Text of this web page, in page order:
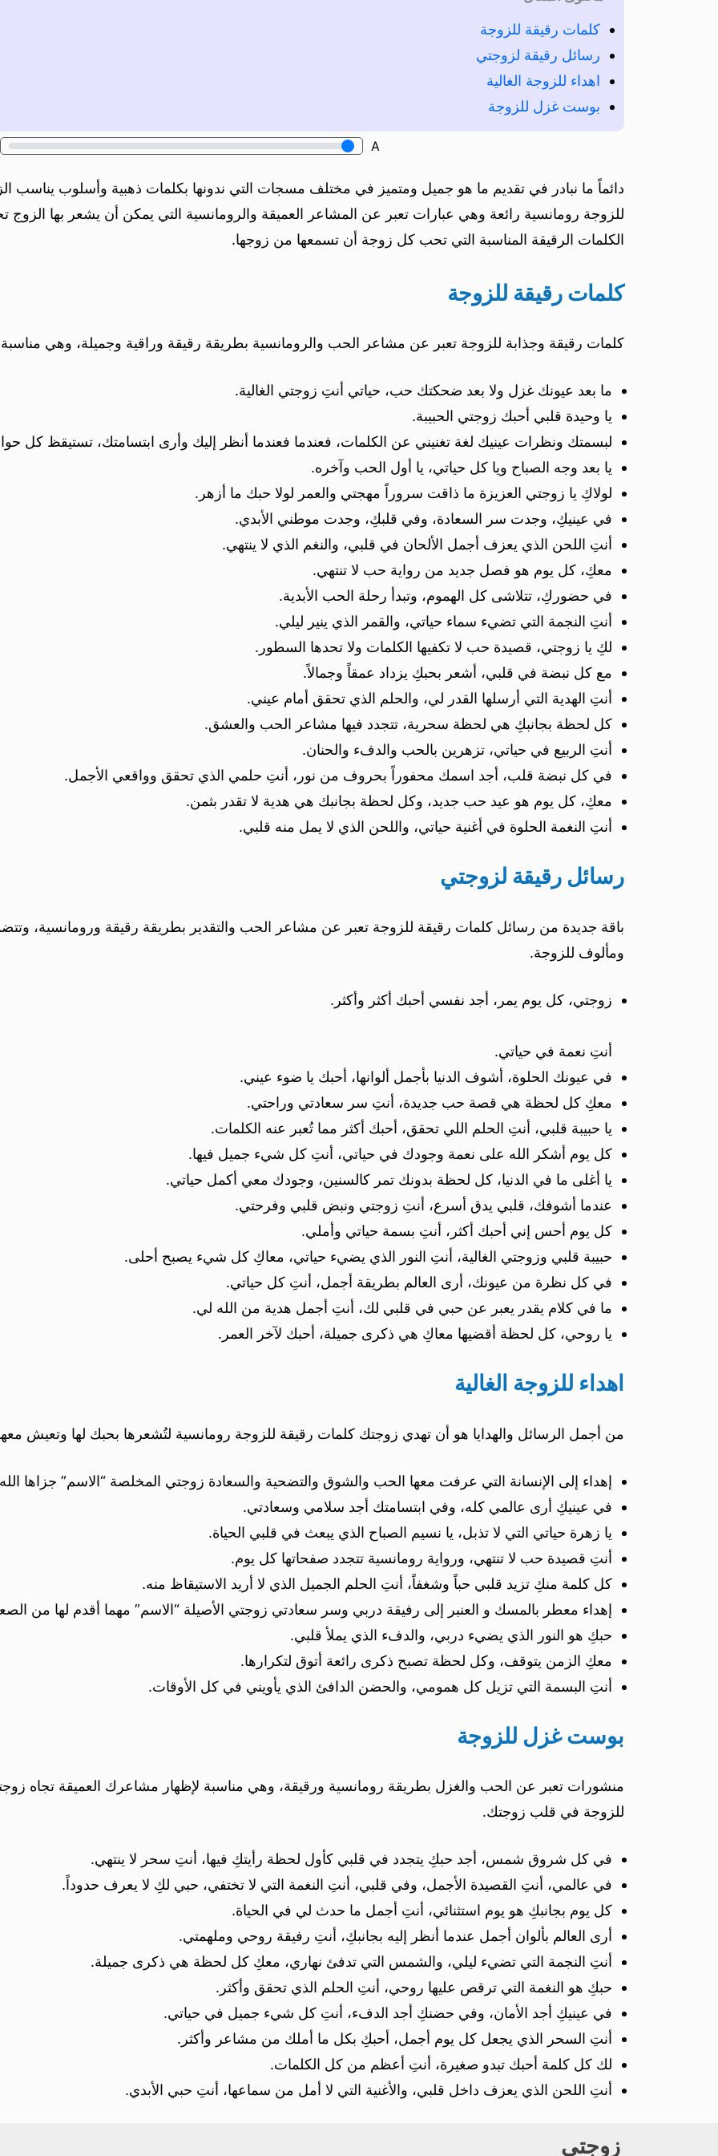
كلمات رقيقة للزوجة
رسائل رقيقة لزوجتي
اهداء للزوجة الغالية
بوست غزل للزوجة
A
دائماً ما نبادر في تقديم ما هو جميل ومتميز في مختلف مسجات التي ندونها بكلمات ذهبية وأسلوب يناسب
للزوجة رومانسية رائعة وهي عبارات تعبر عن المشاعر العميقة والرومانسية التي يمكن أن يشعر بها الزوج
الكلمات الرقيقة المناسبة التي تحب كل زوجة أن تسمعها من زوجها.
كلمات رقيقة للزوجة
كلمات رقيقة وجذابة للزوجة تعبر عن مشاعر الحب والرومانسية بطريقة رقيقة وراقية وجميلة، وهي
ما بعد عيونك غزل ولا بعد ضحكتك حب، حياتي أنتِ زوجتي الغالية.
يا وحيدة قلبي أحبك زوجتي الحبيبة.
لبسمتك ونظرات عينيك لغة تغنيني عن الكلمات، فعندما فعندما أنظر إليك وأرى ابتسامتك، تستيقظ كل
يا بعد وجه الصباح ويا كل حياتي، يا أول الحب وآخره.
لولاكِ يا زوجتي العزيزة ما ذاقت سروراً مهجتي والعمر لولا حبك ما أزهر.
في عينيكِ، وجدت سر السعادة، وفي قلبكِ، وجدت موطني الأبدي.
أنتِ اللحن الذي يعزف أجمل الألحان في قلبي، والنغم الذي لا ينتهي.
معكِ، كل يوم هو فصل جديد من رواية حب لا تنتهي.
في حضوركِ، تتلاشى كل الهموم، وتبدأ رحلة الحب الأبدية.
أنتِ النجمة التي تضيء سماء حياتي، والقمر الذي ينير ليلي.
لكِ يا زوجتي، قصيدة حب لا تكفيها الكلمات ولا تحدها السطور.
مع كل نبضة في قلبي، أشعر بحبكِ يزداد عمقاً وجمالاً.
أنتِ الهدية التي أرسلها القدر لي، والحلم الذي تحقق أمام عيني.
كل لحظة بجانبكِ هي لحظة سحرية، تتجدد فيها مشاعر الحب والعشق.
أنتِ الربيع في حياتي، تزهرين بالحب والدفء والحنان.
في كل نبضة قلب، أجد اسمك محفوراً بحروف من نور، أنتِ حلمي الذي تحقق وواقعي الأجمل.
معكِ، كل يوم هو عيد حب جديد، وكل لحظة بجانبك هي هدية لا تقدر بثمن.
أنتِ النغمة الحلوة في أغنية حياتي، واللحن الذي لا يمل منه قلبي.
رسائل رقيقة لزوجتي
باقة جديدة من رسائل كلمات رقيقة للزوجة تعبر عن مشاعر الحب والتقدير بطريقة رقيقة ورومانسية،
ومألوف للزوجة.
زوجتي، كل يوم يمر، أجد نفسي أحبك أكثر وأكثر.
أنتِ نعمة في حياتي.
في عيونك الحلوة، أشوف الدنيا بأجمل ألوانها، أحبك يا ضوء عيني.
معكِ كل لحظة هي قصة حب جديدة، أنتِ سر سعادتي وراحتي.
يا حبيبة قلبي، أنتِ الحلم اللي تحقق، أحبك أكثر مما تُعبر عنه الكلمات.
كل يوم أشكر الله على نعمة وجودك في حياتي، أنتِ كل شيء جميل فيها.
يا أغلى ما في الدنيا، كل لحظة بدونك تمر كالسنين، وجودك معي أكمل حياتي.
عندما أشوفك، قلبي يدق أسرع، أنتِ زوجتي ونبض قلبي وفرحتي.
كل يوم أحس إني أحبك أكثر، أنتِ بسمة حياتي وأملي.
حبيبة قلبي وزوجتي الغالية، أنتِ النور الذي يضيء حياتي، معاكِ كل شيء يصبح أحلى.
في كل نظرة من عيونك، أرى العالم بطريقة أجمل، أنتِ كل حياتي.
ما في كلام يقدر يعبر عن حبي في قلبي لك، أنتِ أجمل هدية من الله لي.
يا روحي، كل لحظة أقضيها معاكِ هي ذكرى جميلة، أحبك لآخر العمر.
اهداء للزوجة الغالية
من أجمل الرسائل والهدايا هو أن تهدي زوجتك كلمات رقيقة للزوجة رومانسية لتُشعرها بحبك لها وتعيش
إهداء إلى الإنسانة التي عرفت معها الحب والشوق والتضحية والسعادة زوجتي المخلصة “الاسم” جزاها
في عينيكِ أرى عالمي كله، وفي ابتسامتك أجد سلامي وسعادتي.
يا زهرة حياتي التي لا تذبل، يا نسيم الصباح الذي يبعث في قلبي الحياة.
أنتِ قصيدة حب لا تنتهي، ورواية رومانسية تتجدد صفحاتها كل يوم.
كل كلمة منكِ تزيد قلبي حباً وشغفاً، أنتِ الحلم الجميل الذي لا أريد الاستيقاظ منه.
إهداء معطر بالمسك و العنبر إلى رفيقة دربي وسر سعادتي زوجتي الأصيلة “الاسم” مهما أقدم لها من
حبكِ هو النور الذي يضيء دربي، والدفء الذي يملأ قلبي.
معكِ الزمن يتوقف، وكل لحظة تصبح ذكرى رائعة أتوق لتكرارها.
أنتِ البسمة التي تزيل كل همومي، والحضن الدافئ الذي يأويني في كل الأوقات.
بوست غزل للزوجة
منشورات تعبر عن الحب والغزل بطريقة رومانسية ورقيقة، وهي مناسبة لإظهار مشاعرك العميقة تجاه
للزوجة في قلب زوجتك.
في كل شروق شمس، أجد حبكِ يتجدد في قلبي كأول لحظة رأيتكِ فيها، أنتِ سحر لا ينتهي.
في عالمي، أنتِ القصيدة الأجمل، وفي قلبي، أنتِ النغمة التي لا تختفي، حبي لكِ لا يعرف حدوداً.
كل يوم بجانبكِ هو يوم استثنائي، أنتِ أجمل ما حدث لي في الحياة.
أرى العالم بألوان أجمل عندما أنظر إليه بجانبكِ، أنتِ رفيقة روحي وملهمتي.
أنتِ النجمة التي تضيء ليلي، والشمس التي تدفئ نهاري، معكِ كل لحظة هي ذكرى جميلة.
حبكِ هو النغمة التي ترقص عليها روحي، أنتِ الحلم الذي تحقق وأكثر.
في عينيكِ أجد الأمان، وفي حضنكِ أجد الدفء، أنتِ كل شيء جميل في حياتي.
أنتِ السحر الذي يجعل كل يوم أجمل، أحبكِ بكل ما أملك من مشاعر وأكثر.
لك كل كلمة أحبك تبدو صغيرة، أنتِ أعظم من كل الكلمات.
أنتِ اللحن الذي يعزف داخل قلبي، والأغنية التي لا أمل من سماعها، أنتِ حبي الأبدي.
زوجتي